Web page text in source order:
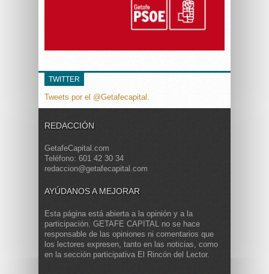
TWITTER
Tweets por el @Getafecapital.
REDACCIÓN
GetafeCapital.com
Teléfono: 601 42 30 34
redaccion@getafecapital.com
AYÚDANOS A MEJORAR
Esta página está abierta a la opinión y a la
participación. GETAFE CAPITAL no se hace
responsable de las opiniones ni comentarios que
los lectores expresen, tanto en las noticias, como
en la sección participativa El Rincón del Lector.